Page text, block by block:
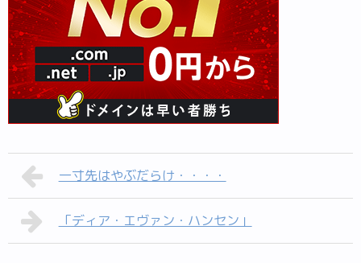
一寸先はやぶだらけ・・・・
「ディア・エヴァン・ハンセン」